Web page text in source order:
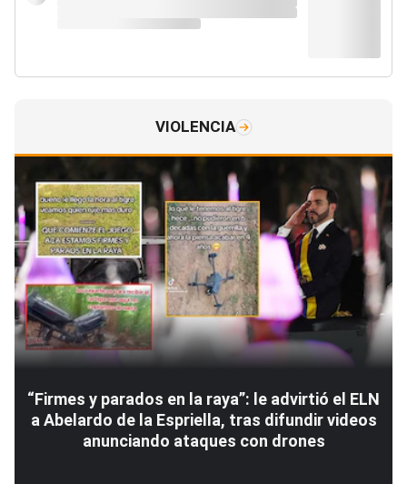
VIOLENCIA
“Firmes y parados en la raya”: le advirtió el ELN
a Abelardo de la Espriella, tras difundir videos
anunciando ataques con drones